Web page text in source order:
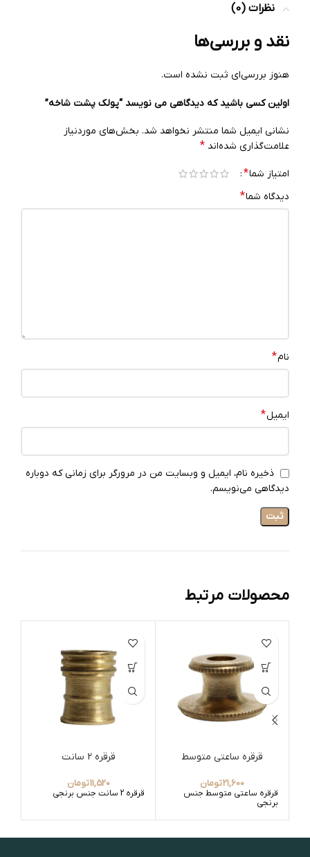
نظرات (0)
نقد و بررسی‌ها
هنوز بررسی‌ای ثبت نشده است.
اولین کسی باشید که دیدگاهی می نویسد “پولک پشت شاخه”
نشانی ایمیل شما منتشر نخواهد شد. بخش‌های موردنیاز
علامت‌گذاری شده‌اند *
امتیاز شما*
دیدگاه شما*
نام*
ایمیل*
ذخیره نام، ایمیل و وبسایت من در مرورگر برای زمانی که دوباره
دیدگاهی می‌نویسم.
محصولات مرتبط
قرقره ساعتی متوسط
21,600تومان
قرقره ساعتی متوسط جنس
برنجی
قرقره 2 سانت
11,520تومان
قرقره 2 سانت جنس برنجی